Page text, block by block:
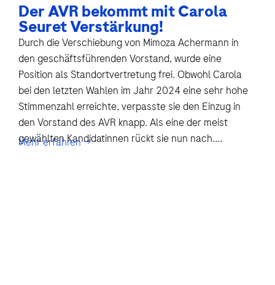
Der AVR bekommt mit Carola
Seuret Verstärkung!
Durch die Verschiebung von Mimoza Achermann in
den geschäftsführenden Vorstand, wurde eine
Position als Standortvertretung frei. Obwohl Carola
bei den letzten Wahlen im Jahr 2024 eine sehr hohe
Stimmenzahl erreichte, verpasste sie den Einzug in
den Vorstand des AVR knapp. Als eine der meist
gewählten Kandidatinnen rückt sie nun nach....
Mehr erfahren →